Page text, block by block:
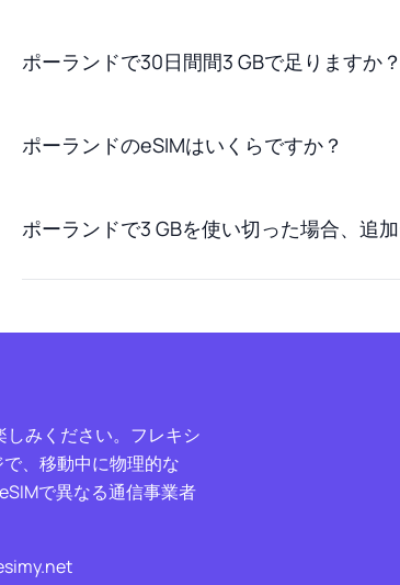
ポーランドで30日間間3 GBで足りますか？
ポーランドのeSIMはいくらですか？
ポーランドで3 GBを使い切った場合、追
しみください。フレキシ
、移動中に物理的な
で異なる通信事業者